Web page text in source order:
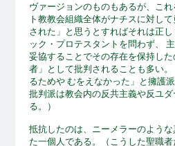
ヴァージョンのものもあるが、こ
ト教教会組織全体がナチスに対し
された」と思うとすればそれは正
ック・プロテスタントを問わず、
妥協することでその存在を保持し
者」として批判されることも多い
るためや むをえなかった」と擁護
批判派は教会内の反共主義や反ユ
る。）
抵抗したのは、ニーメラーのよう
た一個人である。（こうした聖職